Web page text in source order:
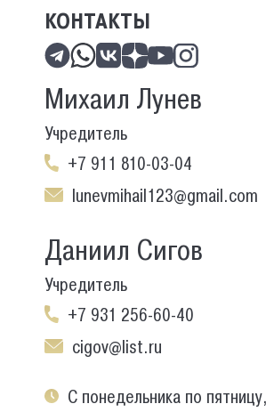
КОНТАКТЫ
Михаил Лунев
Учредитель
+7 911 810-03-04
lunevmihail123@gmail.com
Даниил Сигов
Учредитель
+7 931 256-60-40
cigov@list.ru
С понедельника по